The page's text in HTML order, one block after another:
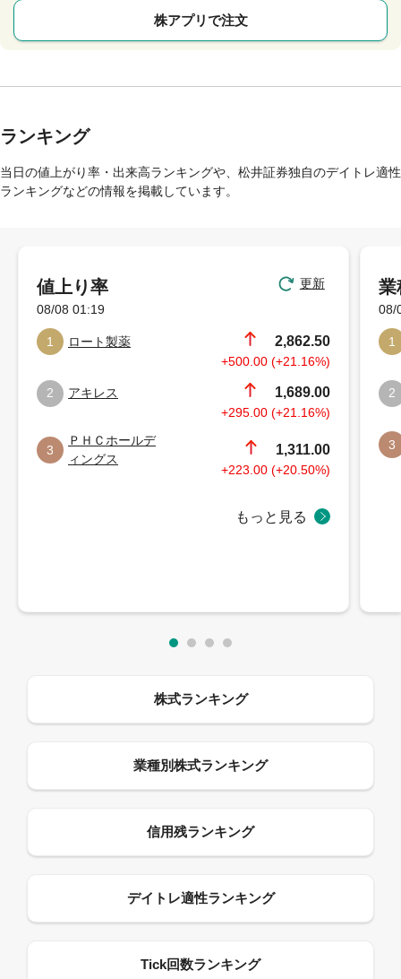
株アプリで注文
ランキング
当日の値上がり率・出来高ランキングや、松井証券独自のデイトレ適性
ランキングなどの情報を掲載しています。